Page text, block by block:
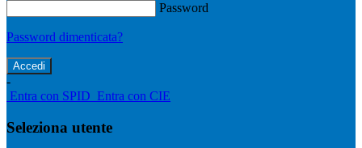
Password
Password dimenticata?
-
Entra con SPID Entra con CIE
Seleziona utente